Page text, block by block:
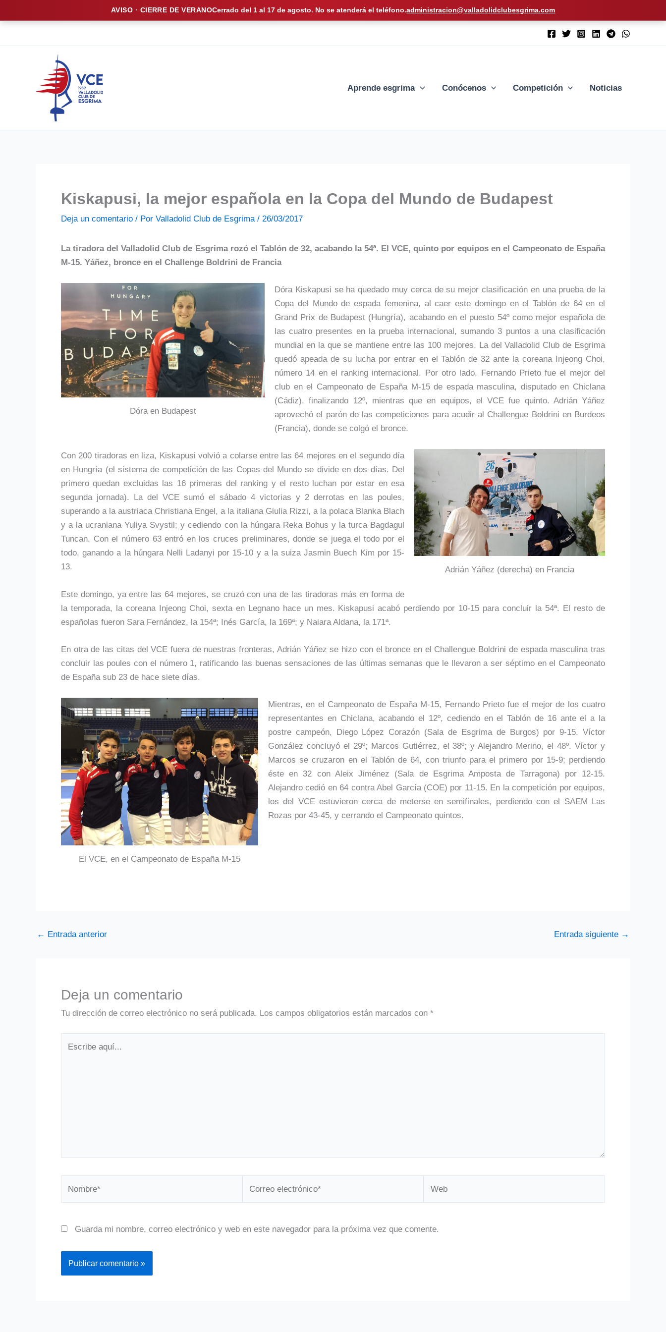
AVISO · CIERRE DE VERANOCerrado del 1 al 17 de agosto. No se atenderá el teléfono.administracion@valladolidclubesgrima.com
Aprende esgrima Conócenos Competición Noticias
Kiskapusi, la mejor española en la Copa del Mundo de Budapest
Deja un comentario / Por Valladolid Club de Esgrima / 26/03/2017
La tiradora del Valladolid Club de Esgrima rozó el Tablón de 32, acabando la 54ª. El VCE, quinto por equipos en el Campeonato de España
M-15. Yáñez, bronce en el Challenge Boldrini de Francia
Dóra en Budapest
Dóra Kiskapusi se ha quedado muy cerca de su mejor clasificación en una prueba de la
Copa del Mundo de espada femenina, al caer este domingo en el Tablón de 64 en el
Grand Prix de Budapest (Hungría), acabando en el puesto 54º como mejor española de
las cuatro presentes en la prueba internacional, sumando 3 puntos a una clasificación
mundial en la que se mantiene entre las 100 mejores. La del Valladolid Club de Esgrima
quedó apeada de su lucha por entrar en el Tablón de 32 ante la coreana Injeong Choi,
número 14 en el ranking internacional. Por otro lado, Fernando Prieto fue el mejor del
club en el Campeonato de España M-15 de espada masculina, disputado en Chiclana
(Cádiz), finalizando 12º, mientras que en equipos, el VCE fue quinto. Adrián Yáñez
aprovechó el parón de las competiciones para acudir al Challengue Boldrini en Burdeos
(Francia), donde se colgó el bronce.
Adrián Yáñez (derecha) en Francia
Con 200 tiradoras en liza, Kiskapusi volvió a colarse entre las 64 mejores en el segundo día
en Hungría (el sistema de competición de las Copas del Mundo se divide en dos días. Del
primero quedan excluidas las 16 primeras del ranking y el resto luchan por estar en esa
segunda jornada). La del VCE sumó el sábado 4 victorias y 2 derrotas en las poules,
superando a la austriaca Christiana Engel, a la italiana Giulia Rizzi, a la polaca Blanka Blach
y a la ucraniana Yuliya Svystil; y cediendo con la húngara Reka Bohus y la turca Bagdagul
Tuncan. Con el número 63 entró en los cruces preliminares, donde se juega el todo por el
todo, ganando a la húngara Nelli Ladanyi por 15-10 y a la suiza Jasmin Buech Kim por 15-
13.
Este domingo, ya entre las 64 mejores, se cruzó con una de las tiradoras más en forma de
la temporada, la coreana Injeong Choi, sexta en Legnano hace un mes. Kiskapusi acabó perdiendo por 10-15 para concluir la 54ª. El resto de
españolas fueron Sara Fernández, la 154ª; Inés García, la 169ª; y Naiara Aldana, la 171ª.
En otra de las citas del VCE fuera de nuestras fronteras, Adrián Yáñez se hizo con el bronce en el Challengue Boldrini de espada masculina tras
concluir las poules con el número 1, ratificando las buenas sensaciones de las últimas semanas que le llevaron a ser séptimo en el Campeonato
de España sub 23 de hace siete días.
El VCE, en el Campeonato de España M-15
Mientras, en el Campeonato de España M-15, Fernando Prieto fue el mejor de los cuatro
representantes en Chiclana, acabando el 12º, cediendo en el Tablón de 16 ante el a la
postre campeón, Diego López Corazón (Sala de Esgrima de Burgos) por 9-15. Víctor
González concluyó el 29º; Marcos Gutiérrez, el 38º; y Alejandro Merino, el 48º. Víctor y
Marcos se cruzaron en el Tablón de 64, con triunfo para el primero por 15-9; perdiendo
éste en 32 con Aleix Jiménez (Sala de Esgrima Amposta de Tarragona) por 12-15.
Alejandro cedió en 64 contra Abel García (COE) por 11-15. En la competición por equipos,
los del VCE estuvieron cerca de meterse en semifinales, perdiendo con el SAEM Las
Rozas por 43-45, y cerrando el Campeonato quintos.
← Entrada anterior Entrada siguiente →
Deja un comentario
Tu dirección de correo electrónico no será publicada. Los campos obligatorios están marcados con *
Guarda mi nombre, correo electrónico y web en este navegador para la próxima vez que comente.